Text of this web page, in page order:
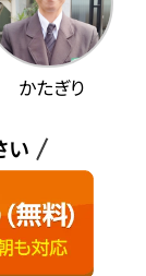
かたぎり
い